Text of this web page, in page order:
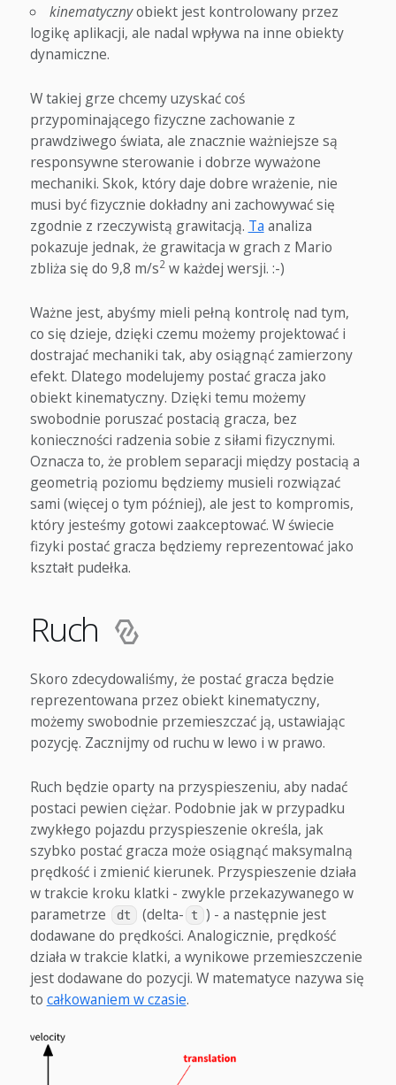
kinematycznyobiekt jest kontrolowany przez
logikę aplikacji, ale nadal wpływa na inne obiekty
dynamiczne.
W takiej grze chcemy uzyskać coś
przypominającego fizyczne zachowanie z
prawdziwego świata, ale znacznie ważniejsze są
responsywne sterowanie i dobrze wyważone
mechaniki. Skok, który daje dobre wrażenie, nie
musi być fizycznie dokładny ani zachowywać się
zgodnie z rzeczywistą grawitacją. Ta analiza
pokazuje jednak, że grawitacja w grach z Mario
zbliża się do 9,8 m/s2w każdej wersji. :-)
Ważne jest, abyśmy mieli pełną kontrolę nad tym,
co się dzieje, dzięki czemu możemy projektować i
dostrajać mechaniki tak, aby osiągnąć zamierzony
efekt. Dlatego modelujemy postać gracza jako
obiekt kinematyczny. Dzięki temu możemy
swobodnie poruszać postacią gracza, bez
konieczności radzenia sobie z siłami fizycznymi.
Oznacza to, że problem separacji między postacią a
geometrią poziomu będziemy musieli rozwiązać
sami (więcej o tym później), ale jest to kompromis,
który jesteśmy gotowi zaakceptować. W świecie
fizyki postać gracza będziemy reprezentować jako
kształt pudełka.
Ruch
Skoro zdecydowaliśmy, że postać gracza będzie
reprezentowana przez obiekt kinematyczny,
możemy swobodnie przemieszczać ją, ustawiając
pozycję. Zacznijmy od ruchu w lewo i w prawo.
Ruch będzie oparty na przyspieszeniu, aby nadać
postaci pewien ciężar. Podobnie jak w przypadku
zwykłego pojazdu przyspieszenie określa, jak
szybko postać gracza może osiągnąć maksymalną
prędkość i zmienić kierunek. Przyspieszenie działa
w trakcie kroku klatki - zwykle przekazywanego w
parametrze
dt (delta- t
) - a następnie jest
dodawane do prędkości. Analogicznie, prędkość
działa w trakcie klatki, a wynikowe przemieszczenie
jest dodawane do pozycji. W matematyce nazywa się
to całkowaniem w czasie.